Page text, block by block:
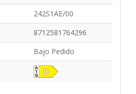
242S1AE/00
8712581764296
Bajo Pedido